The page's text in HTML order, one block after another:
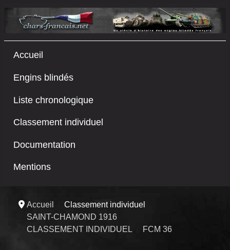
Accueil
Engins blindés
Liste chronologique
Classement individuel
Documentation
Mentions
Accueil
Classement individuel
SAINT-CHAMOND 1916
CLASSEMENT INDIVIDUEL
FCM 36